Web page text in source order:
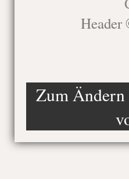
Header
Zum